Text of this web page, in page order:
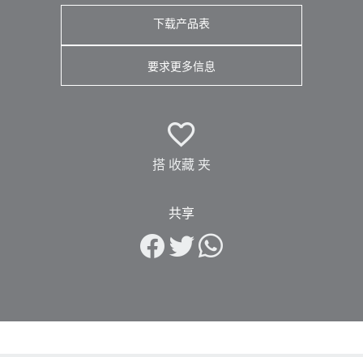
下载产品表
要求更多信息
搭 收藏 夹
共享